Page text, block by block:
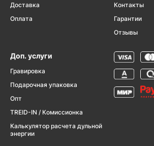
Доставка
Оплата
Контакты
Гарантии
Отзывы
Доп. услуги
Гравировка
Подарочная упаковка
Опт
TREID-IN / Комиссионка
Калькулятор расчета дульной
энергии